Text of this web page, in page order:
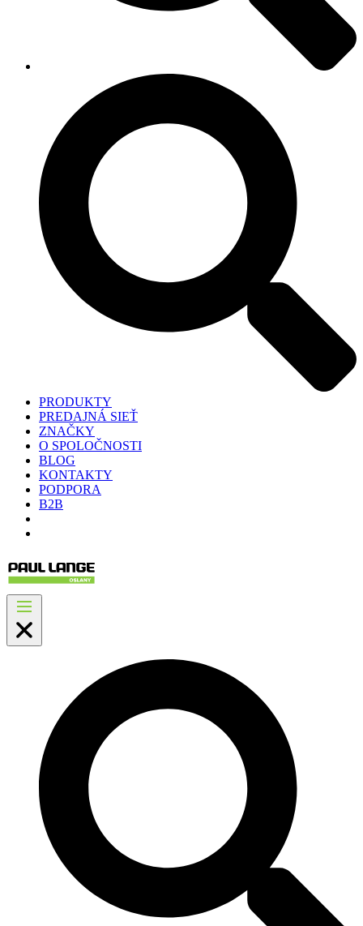
PRODUKTY
PREDAJNÁ SIEŤ
ZNAČKY
O SPOLOČNOSTI
BLOG
KONTAKTY
PODPORA
B2B